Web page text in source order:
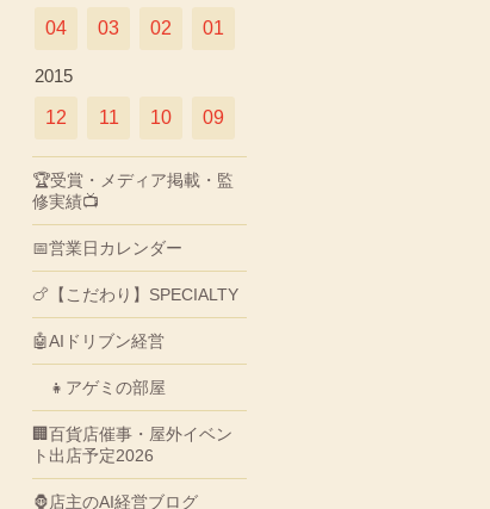
04 03 02 01
2015
12 11 10 09
🏆受賞・メディア掲載・監
修実績📺
📅営業日カレンダー
🍗【こだわり】SPECIALTY
🤖AIドリブン経営
👧アゲミの部屋
🏢百貨店催事・屋外イベン
ト出店予定2026
🦍店主のAI経営ブログ